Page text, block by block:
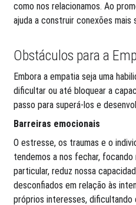
como nos relacionamos. Ao
ajuda a construir conexões mais
Obstáculos para a
Embora a empatia seja uma
dificultar ou até bloquear a
passo para superá-los e
Barreiras emocionais
O estresse, os traumas e o
tendemos a nos fechar,
particular, reduz nossa
desconfiados em relação às
próprios interesses,